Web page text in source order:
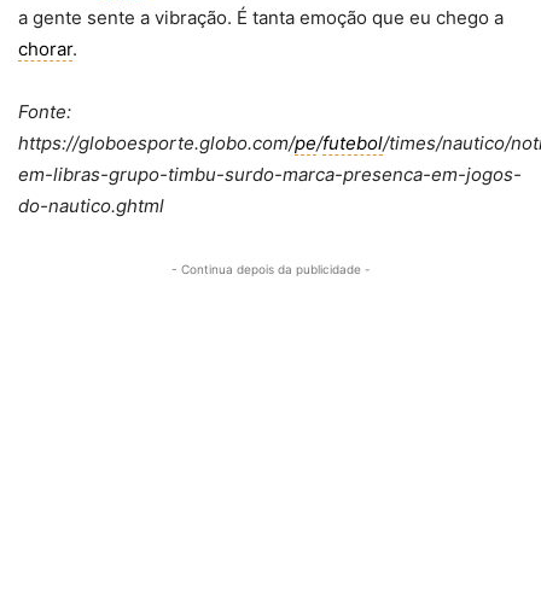
a gente sente a vibração. É tanta emoção que eu chego a
chorar.
Fonte:
https://globoesporte.globo.com/pe/futebol/times/nautico/
em-libras-grupo-timbu-surdo-marca-presenca-em-jogos-
do-nautico.ghtml
- Continua depois da publicidade -